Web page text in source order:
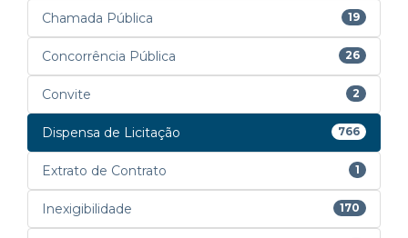
Chamada Pública 19
Concorrência Pública 26
Convite 2
Dispensa de Licitação 766
Extrato de Contrato 1
Inexigibilidade 170